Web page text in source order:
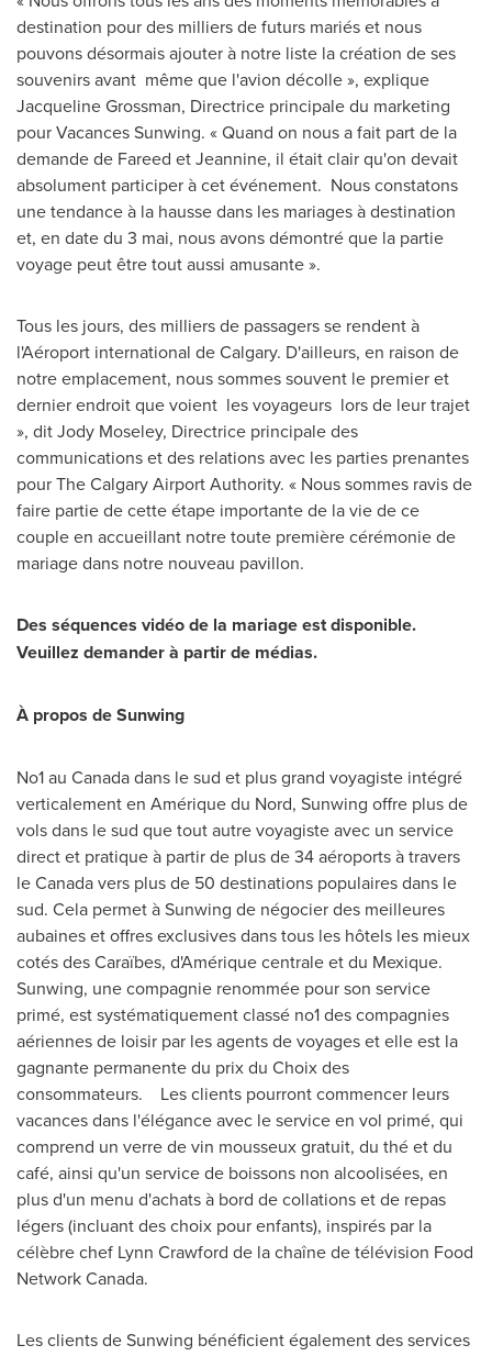
destination pour des milliers de futurs mariés et nous
pouvons désormais ajouter à notre liste la création de ses
souvenirs avant même que l'avion décolle », explique
Jacqueline Grossman, Directrice principale du marketing
pour Vacances Sunwing. « Quand on nous a fait part de la
demande de Fareed et Jeannine, il était clair qu'on devait
absolument participer à cet événement. Nous constatons
une tendance à la hausse dans les mariages à destination
et, en date du 3 mai, nous avons démontré que la partie
voyage peut être tout aussi amusante ».
Tous les jours, des milliers de passagers se rendent à
l'Aéroport international deCalgary. D'ailleurs, en raison de
notre emplacement, nous sommes souvent le premier et
dernier endroit que voient les voyageurs lors de leur trajet
», ditJody Moseley, Directrice principale des
communications et des relations avec les parties prenantes
pour The Calgary Airport Authority. « Nous sommes ravis de
faire partie de cette étape importante de la vie de ce
couple en accueillant notre toute première cérémonie de
mariage dans notre nouveau pavillon.
Des séquences vidéo de la mariage est disponible.
Veuillez demander à partir de médias.
À propos de Sunwing
No1 au Canadadans le sud et plus grand voyagiste intégré
verticalement en Amérique du Nord, Sunwing offre plus de
vols dans le sud que tout autre voyagiste avec un service
direct et pratique à partir de plus de 34 aéroports à travers
leCanadavers plus de 50 destinations populaires dans le
sud. Cela permet à Sunwing de négocier des meilleures
aubaines et offres exclusives dans tous les hôtels les mieux
cotés des Caraïbes, d'Amérique centrale et du Mexique.
Sunwing, une compagnie renommée pour son service
primé, est systématiquement classé no1 des compagnies
aériennes de loisir par les agents de voyages et elle est la
gagnante permanente du prix du Choix des
consommateurs. Les clients pourront commencer leurs
vacances dans l'élégance avec le service en vol primé, qui
comprend un verre de vin mousseux gratuit, du thé et du
café, ainsi qu'un service de boissons non alcoolisées, en
plus d'un menu d'achats à bord de collations et de repas
légers (incluant des choix pour enfants), inspirés par la
célèbre chef Lynn Crawford de lachaîne de télévision Food
Network Canada.
Les clients de Sunwing bénéficient également des services